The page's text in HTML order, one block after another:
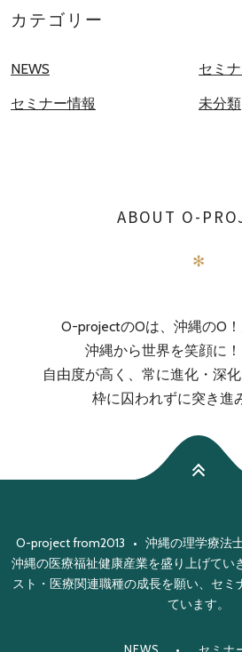
カテゴリー
NEWS セミ
セミナー情報 未分類
ABOUT O-
✻
O-projectのOは、沖縄のO！
沖縄から世界を笑顔に！
自由度が高く、常に進化・深
枠に囚われずに突き進
O-project from2013 • 沖縄の理学療法
沖縄の医療福祉健康産業を盛り上げてい
スト・医療関連職種の成長を願い、セミ
ています。